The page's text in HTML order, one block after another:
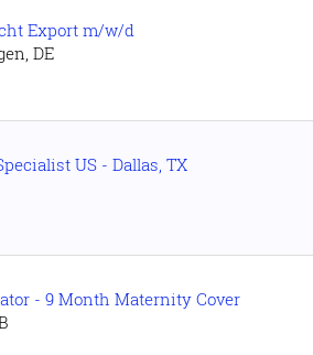
Export m/w/d
DE
US - Dallas, TX
- 9 Month Maternity Cover